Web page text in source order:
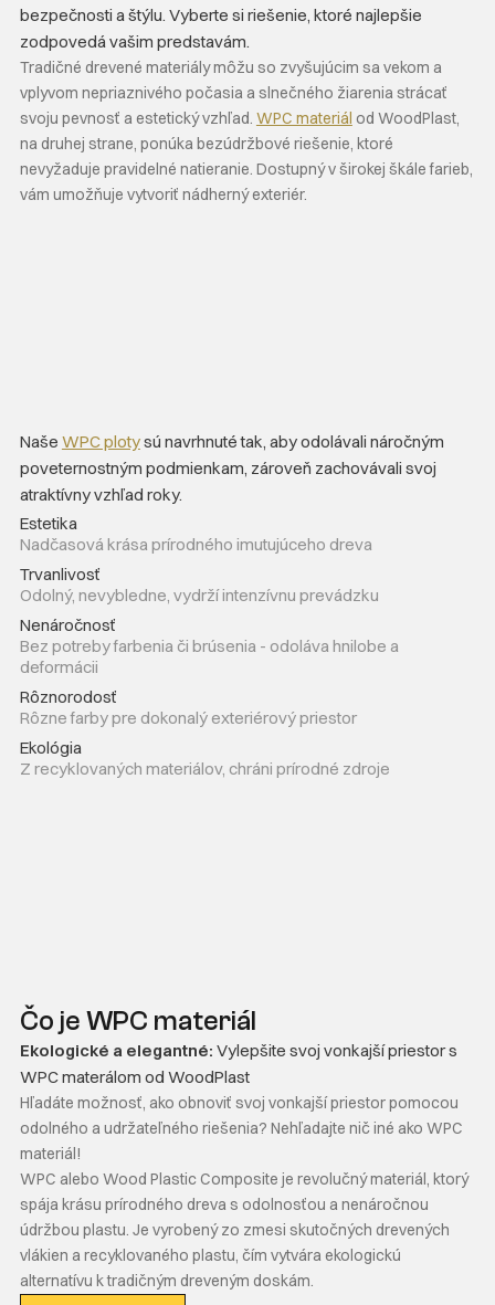
bezpečnosti a štýlu. Vyberte si riešenie, ktoré najlepšie
zodpovedá vašim predstavám.
Tradičné drevené materiály môžu so zvyšujúcim sa vekom a
vplyvom nepriaznivého počasia a slnečného žiarenia strácať
svoju pevnosť a estetický vzhľad. WPC materiál od WoodPlast,
na druhej strane, ponúka bezúdržbové riešenie, ktoré
nevyžaduje pravidelné natieranie. Dostupný v širokej škále farieb,
vám umožňuje vytvoriť nádherný exteriér.
Naše WPC plotysú navrhnuté tak, aby odolávali náročným
poveternostným podmienkam, zároveň zachovávali svoj
atraktívny vzhľad roky.
Estetika
Nadčasová krása prírodného imutujúceho dreva
Trvanlivosť
Odolný, nevybledne, vydrží intenzívnu prevádzku
Nenáročnosť
Bez potreby farbenia či brúsenia - odoláva hnilobe a
deformácii
Rôznorodosť
Rôzne farby pre dokonalý exteriérový priestor
Ekológia
Z recyklovaných materiálov, chráni prírodné zdroje
Čo je WPC materiál
Ekologické a elegantné: Vylepšite svoj vonkajší priestor s
WPC materálom od WoodPlast
Hľadáte možnosť, ako obnoviť svoj vonkajší priestor pomocou
odolného a udržateľného riešenia? Nehľadajte nič iné ako WPC
materiál!
WPC alebo Wood Plastic Composite je revolučný materiál, ktorý
spája krásu prírodného dreva s odolnosťou a nenáročnou
údržbou plastu. Je vyrobený zo zmesi skutočných drevených
vlákien a recyklovaného plastu, čím vytvára ekologickú
alternatívu k tradičným dreveným doskám.